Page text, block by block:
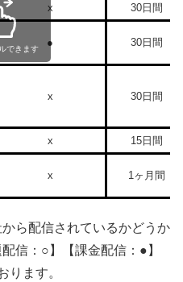
x 30日間
● 30日間
x 30日間
x 15日間
x 1ヶ月間
できます
ら配信されているかどうか
信：○】【課金配信：●】
ります。